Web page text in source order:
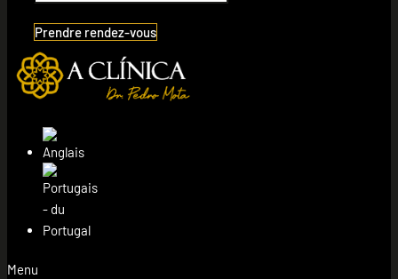
Prendre rendez-vous
Menu